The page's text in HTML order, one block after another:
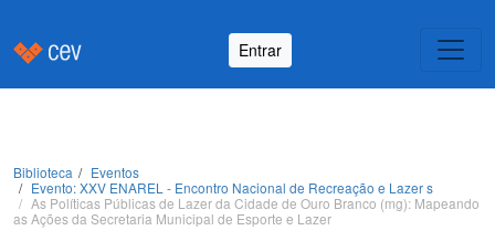
Entrar
Biblioteca
Eventos
Evento: XXV ENAREL - Encontro Nacional de Recreação e Lazer s
As Políticas Públicas de Lazer da Cidade de Ouro Branco (mg): Mapeando
as Ações da Secretaria Municipal de Esporte e Lazer